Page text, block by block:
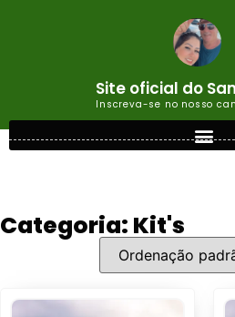
Site oficial do
Inscreva-se no nosso
Categoria: Kit's